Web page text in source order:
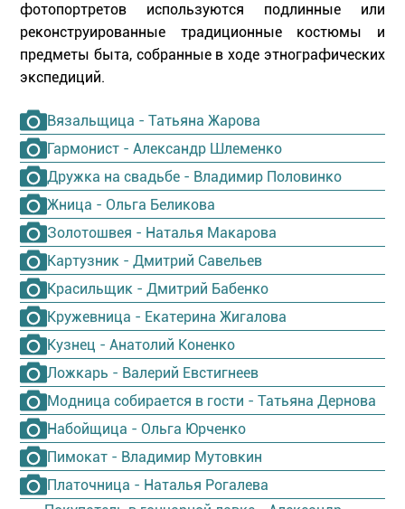
фотопортретов используются подлинные или
реконструированные традиционные костюмы и
предметы быта, собранные в ходе этнографических
экспедиций.
Вязальщица - Татьяна Жарова
Гармонист - Александр Шлеменко
Дружка на свадьбе - Владимир Половинко
Жница - Ольга Беликова
Золотошвея - Наталья Макарова
Картузник - Дмитрий Савельев
Красильщик - Дмитрий Бабенко
Кружевница - Екатерина Жигалова
Кузнец - Анатолий Коненко
Ложкарь - Валерий Евстигнеев
Модница собирается в гости - Татьяна Дернова
Набойщица - Ольга Юрченко
Пимокат - Владимир Мутовкин
Платочница - Наталья Рогалева